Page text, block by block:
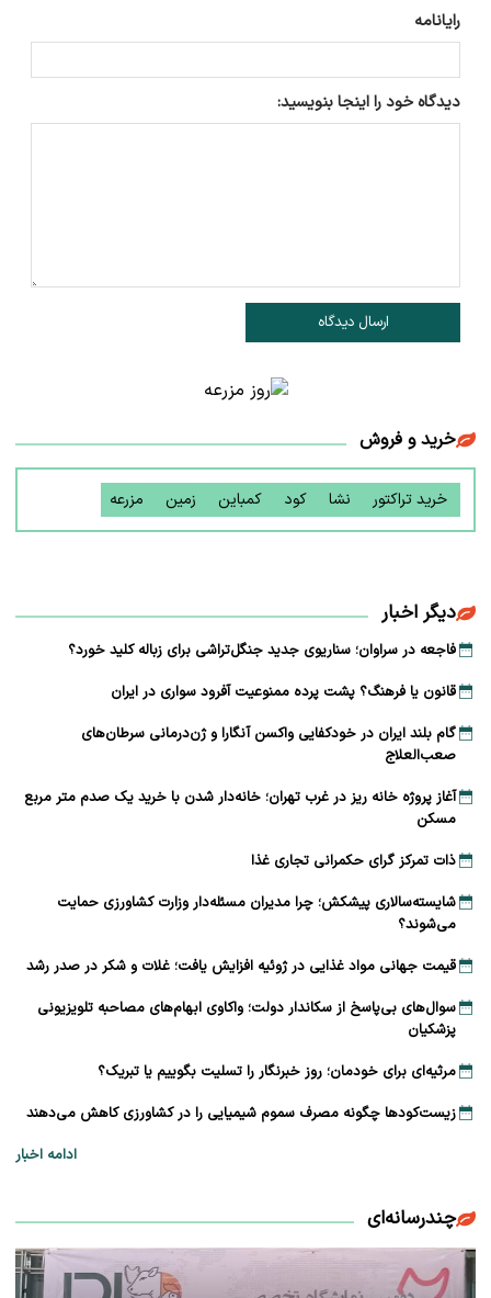
رایانامه
دیدگاه خود را اینجا بنویسید:
ارسال دیدگاه
خرید و فروش
خرید تراکتور نشا کود کمباین زمین مزرعه
دیگر اخبار
فاجعه در سراوان؛ سناریوی جدید جنگل‌تراشی برای زباله کلید خورد؟
قانون یا فرهنگ؟ پشت پرده ممنوعیت آفرود سواری در ایران
گام بلند ایران در خودکفایی واکسن آنگارا و ژن‌درمانی سرطان‌های
صعب‌العلاج
آغاز پروژه خانه ریز در غرب تهران؛ خانه‌دار شدن با خرید یک صدم متر مربع
مسکن
ذات تمرکز گرای حکمرانی تجاری غذا
شایسته‌سالاری پیشکش؛ چرا مدیران مسئله‌دار وزارت کشاورزی حمایت
می‌شوند؟
قیمت جهانی مواد غذایی در ژوئیه افزایش یافت؛ غلات و شکر در صدر رشد
سوال‌های بی‌پاسخ از سکاندار دولت؛ واکاوی ابهام‌های مصاحبه تلویزیونی
پزشکیان
مرثیه‌ای برای خودمان؛ روز خبرنگار را تسلیت بگوییم یا تبریک؟
زیست‌کودها چگونه مصرف سموم شیمیایی را در کشاورزی کاهش می‌دهند
ادامه اخبار
چندرسانه‌ای